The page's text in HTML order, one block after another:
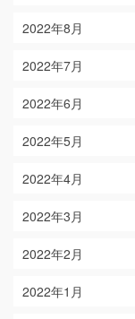
2022年8月
2022年7月
2022年6月
2022年5月
2022年4月
2022年3月
2022年2月
2022年1月